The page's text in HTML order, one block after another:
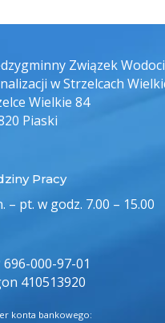
Związek
w Strzelcach
Wielkie 84
Piaski
Pracy
– pt. w godz. 7.00 – 15.00
696-000-97-01
410513920
konta bankowego: